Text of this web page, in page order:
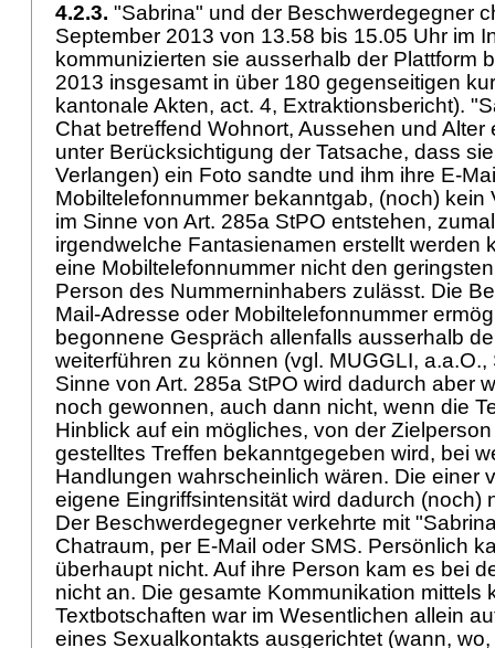
4.2.3. "Sabrina" und der Beschwerdegegner
September 2013 von 13.58 bis 15.05 Uhr im
kommunizierten sie ausserhalb der Plattform
2013 insgesamt in über 180 gegenseitigen
kantonale Akten, act. 4, Extraktionsbericht).
Chat betreffend Wohnort, Aussehen und Alter
unter Berücksichtigung der Tatsache, dass
Verlangen) ein Foto sandte und ihm ihre E-
Mobiltelefonnummer bekanntgab, (noch) kein
im Sinne von Art. 285a StPO entstehen,
irgendwelche Fantasienamen erstellt werden
eine Mobiltelefonnummer nicht den
Person des Nummerninhabers zulässt. Die
Mail-Adresse oder Mobiltelefonnummer
begonnene Gespräch allenfalls ausserhalb
weiterführen zu können (vgl. MUGGLI, a.a.O.,
Sinne von Art. 285a StPO wird dadurch aber
noch gewonnen, auch dann nicht, wenn die
Hinblick auf ein mögliches, von der
gestelltes Treffen bekanntgegeben wird, bei
Handlungen wahrscheinlich wären. Die einer
eigene Eingriffsintensität wird dadurch
Der Beschwerdegegner verkehrte mit
Chatraum, per E-Mail oder SMS. Persönlich
überhaupt nicht. Auf ihre Person kam es bei
nicht an. Die gesamte Kommunikation mittels
Textbotschaften war im Wesentlichen allein
eines Sexualkontakts ausgerichtet (wann,